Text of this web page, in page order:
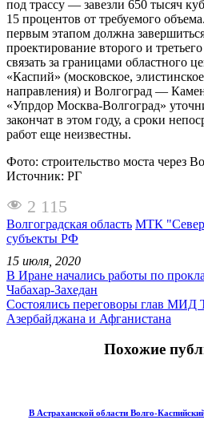
под трассу — завезли 650 тысяч
15 процентов от требуемого
первым этапом должна
проектирование второго и
связать за границами областного
«Каспий» (московское,
направления) и Волгоград —
«Упрдор Москва-Волгоград»
закончат в этом году, а сроки
работ еще неизвестны.
Фото: строительство моста через
Источник: РГ
2 115
Волгоградская область МТК
субъекты РФ
15 июля, 2020
В Иране начались работы по
Чабахар-Захедан
Состоялись переговоры глав МИД
Азербайджана и Афганистана
Похожие
В Астраханской области Волго-